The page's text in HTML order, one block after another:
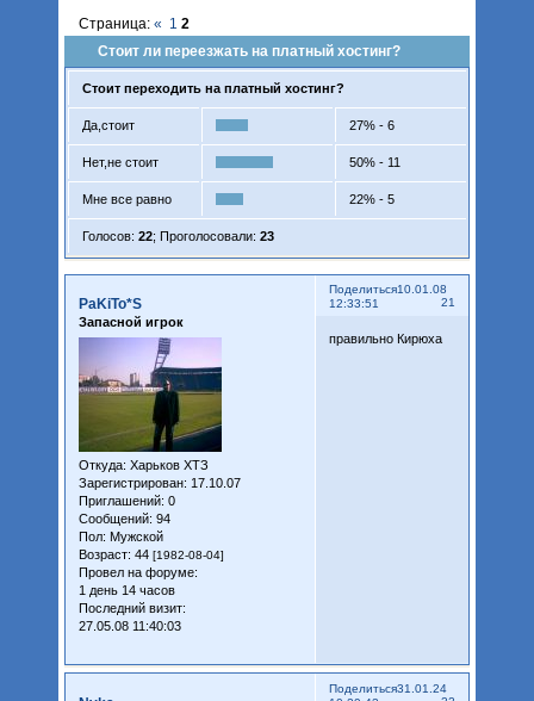
Стоит ли переезжать на платный хостинг?
Страница: « 1 2
Стоит переходить на платный хостинг?
Да,стоит 27% - 6
Нет,не стоит 50% - 11
Мне все равно 22% - 5
Голосов: 22; Проголосовали: 23
Поделиться
21
10.01.08
12:33:51
PaKiTo*S
Запасной игрок
Откуда: Харьков ХТЗ
Зарегистрирован: 17.10.07
Приглашений: 0
Сообщений: 94
Пол: Мужской
Возраст: 44 [1982-08-04]
Провел на форуме:
1 день 14 часов
Последний визит:
27.05.08 11:40:03
правильно Кирюха
Поделиться31.01.24